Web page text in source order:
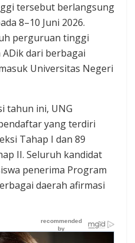
tersebut berlangsung
8–10 Juni 2026.
perguruan tinggi
dari berbagai
Universitas Negeri
tahun ini, UNG
yang terdiri
Tahap I dan 89
II. Seluruh kandidat
penerima Program
daerah afirmasi